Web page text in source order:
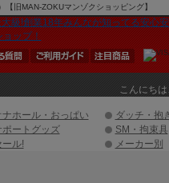
旧MAN-ZOKUマンゾクショッピング】
こんにち
ナホール・おっぱい
ダッチ・抱
ポートグッズ
SM・拘束具
ール!
メーカー別